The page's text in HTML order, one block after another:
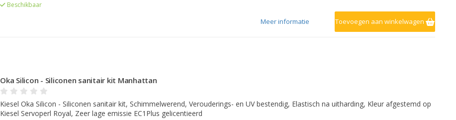
Beschikbaar
Toevoegen aan winkelwagen
Meer informatie
Oka Silicon - Siliconen sanitair kit Manhattan
Kiesel Oka Silicon - Siliconen sanitair kit, Schimmelwerend, Verouderings- en UV bestendig, Elastisch na uitharding, Kleur afgestemd op
Kiesel Servoperl Royal, Zeer lage emissie EC1Plus gelicentieerd